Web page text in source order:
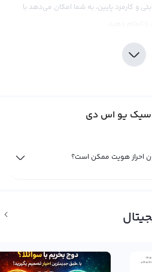
و کارمزد پایین، به شما امکان می‌دهد با
و بررسی دقیق بازار است. در صنعت
از بازار و نوسانات قیمت، اهمیت بالایی
قانونی و نهادهای قانون‌گذاری
شرایط مناسب برای فروش ترا کلاسیک یو اس دی
یو اس دی
احراز هویت ممکن است؟